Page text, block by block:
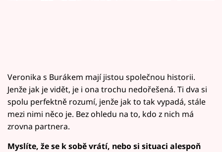
Přihlášení
Sledujte nás
Veronika s Burákem mají jistou společnou historii.
Jenže jak je vidět, je i ona trochu nedořešená. Ti dva si
spolu perfektně rozumí, jenže jak to tak vypadá, stále
mezi nimi něco je. Bez ohledu na to, kdo z nich má
zrovna partnera.
Myslíte, že se k sobě vrátí, nebo si situaci alespoň